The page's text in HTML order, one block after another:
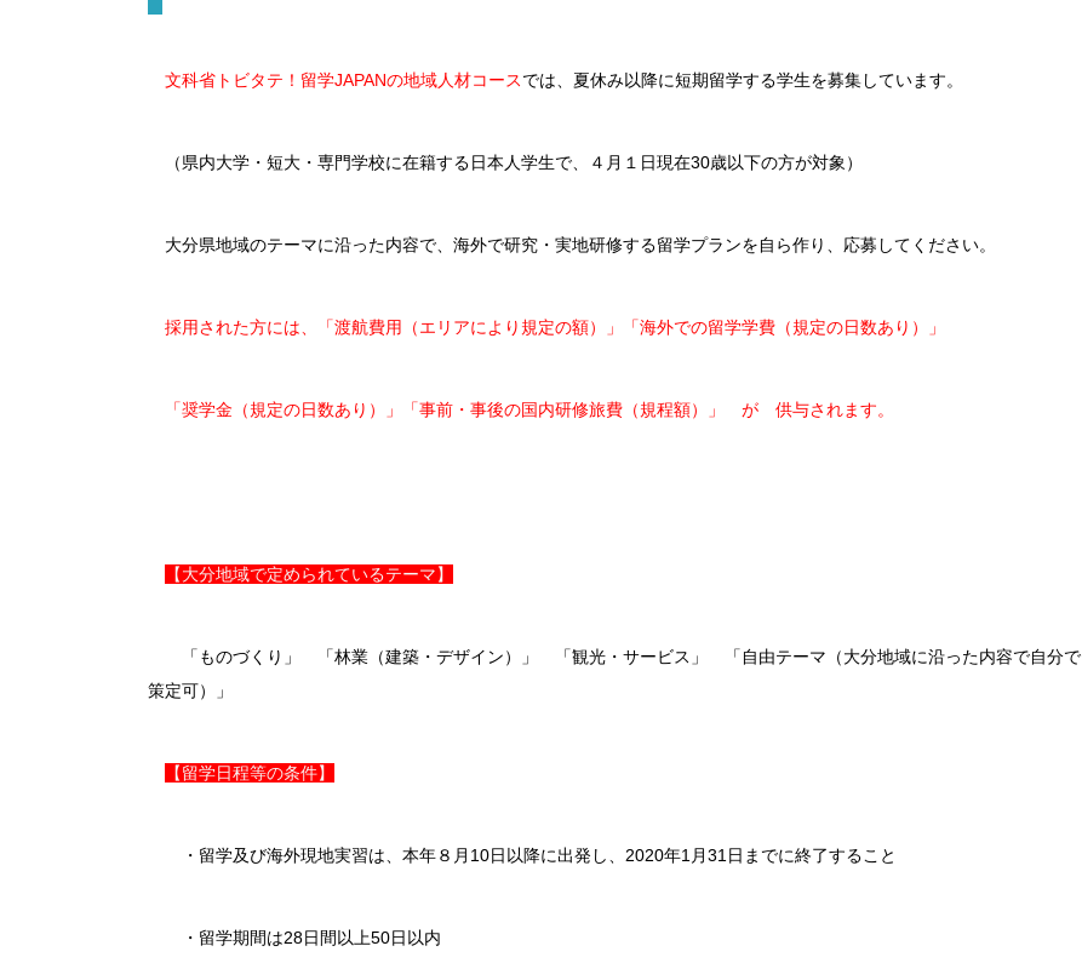
文科省トビタテ！留学JAPANの地域人材コースでは、夏休み以降に短期留学する学生を募集しています。
（県内大学・短大・専門学校に在籍する日本人学生で、４月１日現在30歳以下の方が対象）
大分県地域のテーマに沿った内容で、海外で研究・実地研修する留学プランを自ら作り、応募してください。
採用された方には、「渡航費用（エリアにより規定の額）」「海外での留学学費（規定の日数あり）」
「奨学金（規定の日数あり）」「事前・事後の国内研修旅費（規程額）」 が 供与されます。
【大分地域で定められているテーマ】
「ものづくり」 「林業（建築・デザイン）」 「観光・サービス」 「自由テーマ（大分地域に沿った内容で自分で
策定可）」
【留学日程等の条件】
・留学及び海外現地実習は、本年８月10日以降に出発し、2020年1月31日までに終了すること
・留学期間は28日間以上50日以内